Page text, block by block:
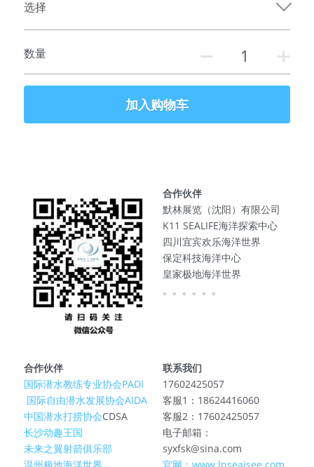
选择
数量
加入购物车
合作伙伴
默林展览（沈阳）有限公司
K11 SEALIFE海洋探索中心
四川宜宾欢乐海洋世界
保定科技海洋中心
皇家极地海洋世界
。。。。。。
合作伙伴
国际潜水教练专业协会PADI
国际自由潜水发展协会AIDA
中国潜水打捞协会CDSA
长沙动趣王国
未来之翼射箭俱乐部
联系我们
17602425057
客服1：18624416060
客服2：17602425057
电子邮箱：
syxfsk@sina.com